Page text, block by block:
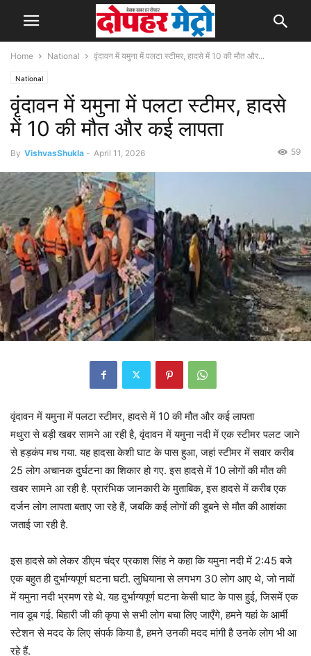
Home National वृंदावन में यमुना में पलटा स्टीमर, हादसे में 10 की मौत और...
National
वृंदावन में यमुना में पलटा स्टीमर, हादसे
में 10 की मौत और कई लापता
By VishvasShukla - April 11, 2026 59
वृंदावन में यमुना में पलटा स्टीमर, हादसे में 10 की मौत और कई लापता
मथुरा से बड़ी खबर सामने आ रही है, वृंदावन में यमुना नदी में एक स्टीमर पलट जाने
से हड़कंप मच गया. यह हादसा केशी घाट के पास हुआ, जहां स्टीमर में सवार करीब
25 लोग अचानक दुर्घटना का शिकार हो गए. इस हादसे में 10 लोगों की मौत की
खबर सामने आ रही है. प्रारंभिक जानकारी के मुताबिक, इस हादसे में करीब एक
दर्जन लोग लापता बताए जा रहे हैं, जबकि कई लोगों की डूबने से मौत की आशंका
जताई जा रही है.
इस हादसे को लेकर डीएम चंद्र प्रकाश सिंह ने कहा कि यमुना नदी में 2:45 बजे
एक बहुत ही दुर्भाग्यपूर्ण घटना घटी. लुधियाना से लगभग 30 लोग आए थे, जो नावों
में यमुना नदी भ्रमण रहे थे. यह दुर्भाग्यपूर्ण घटना केसी घाट के पास हुई, जिसमें एक
नाव डूब गई. बिहारी जी की कृपा से सभी लोग बचा लिए जाएँगे, हमने यहां के आर्मी
स्टेशन से मदद के लिए संपर्क किया है, हमने उनकी मदद मांगी है उनके लोग भी आ
रहे हैं.